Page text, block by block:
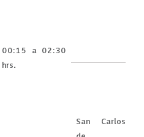
00:15 a 02:30
hrs.
San Carlos